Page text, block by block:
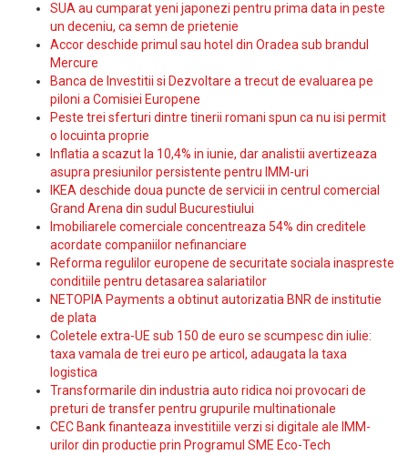
SUA au cumparat yeni japonezi pentru prima data in peste
un deceniu, ca semn de prietenie
Accor deschide primul sau hotel din Oradea sub brandul
Mercure
Banca de Investitii si Dezvoltare a trecut de evaluarea pe
piloni a Comisiei Europene
Peste trei sferturi dintre tinerii romani spun ca nu isi permit
o locuinta proprie
Inflatia a scazut la 10,4% in iunie, dar analistii avertizeaza
asupra presiunilor persistente pentru IMM-uri
IKEA deschide doua puncte de servicii in centrul comercial
Grand Arena din sudul Bucurestiului
Imobiliarele comerciale concentreaza 54% din creditele
acordate companiilor nefinanciare
Reforma regulilor europene de securitate sociala inaspreste
conditiile pentru detasarea salariatilor
NETOPIA Payments a obtinut autorizatia BNR de institutie
de plata
Coletele extra-UE sub 150 de euro se scumpesc din iulie:
taxa vamala de trei euro pe articol, adaugata la taxa
logistica
Transformarile din industria auto ridica noi provocari de
preturi de transfer pentru grupurile multinationale
CEC Bank finanteaza investitiile verzi si digitale ale IMM-
urilor din productie prin Programul SME Eco-Tech